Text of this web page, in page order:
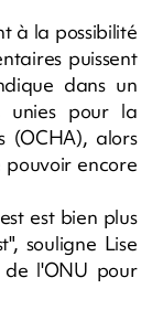
à la possibilité
puissent
dans un
unies pour la
(OCHA), alors
encore
est bien plus
souligne Lise
l'ONU pour